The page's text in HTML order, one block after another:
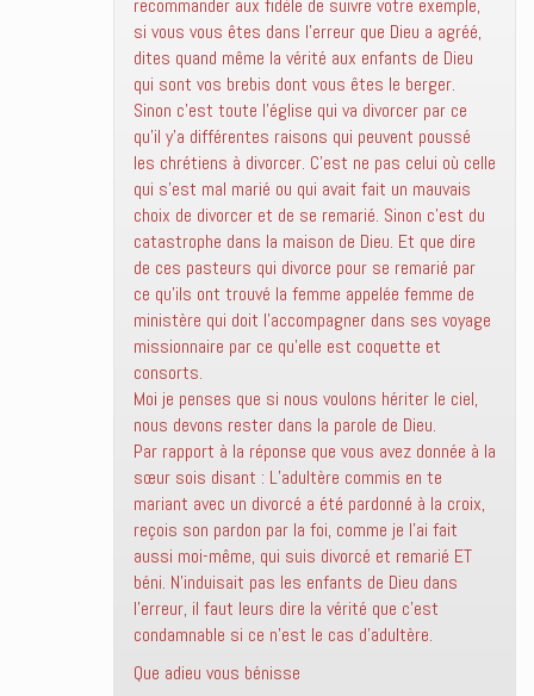
recommander aux fidèle de suivre votre exemple,
si vous vous êtes dans l’erreur que Dieu a agréé,
dites quand même la vérité aux enfants de Dieu
qui sont vos brebis dont vous êtes le berger.
Sinon c’est toute l’église qui va divorcer par ce
qu’il y’a différentes raisons qui peuvent poussé
les chrétiens à divorcer. C’est ne pas celui où celle
qui s’est mal marié ou qui avait fait un mauvais
choix de divorcer et de se remarié. Sinon c’est du
catastrophe dans la maison de Dieu. Et que dire
de ces pasteurs qui divorce pour se remarié par
ce qu’ils ont trouvé la femme appelée femme de
ministère qui doit l’accompagner dans ses voyage
missionnaire par ce qu’elle est coquette et
consorts.
Moi je penses que si nous voulons hériter le ciel,
nous devons rester dans la parole de Dieu.
Par rapport à la réponse que vous avez donnée à la
sœur sois disant : L’adultère commis en te
mariant avec un divorcé a été pardonné à la croix,
reçois son pardon par la foi, comme je l’ai fait
aussi moi-même, qui suis divorcé et remarié ET
béni. N’induisait pas les enfants de Dieu dans
l’erreur, il faut leurs dire la vérité que c’est
condamnable si ce n’est le cas d’adultère.
Que adieu vous bénisse